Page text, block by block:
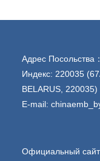
Адрес Посольства
Индекс: 220035
BELARUS, 220035)
E-mail:
Официальный сайт